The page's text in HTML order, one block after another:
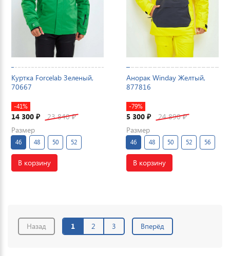
Куртка Forcelab Зеленый,
70667
-41%
14 300 ₽ 23 840₽
Размер
46 48 50 52
В корзину
Анорак Winday Желтый,
877816
-79%
5 300 ₽ 24 890₽
Размер
46 48 50 52 56
В корзину
Назад 1 2 3 Вперёд